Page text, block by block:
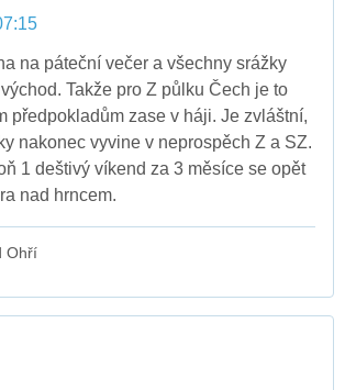
na páteční večer a všechny srážky
Takže pro Z půlku Čech je to
předpokladům zase v háji. Je zvláštní,
nakonec vyvine v neprospěch Z a SZ.
1 deštivý víkend za 3 měsíce se opět
nad hrncem.
Ohří